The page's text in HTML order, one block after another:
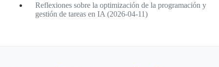
Reflexiones sobre la optimización de la programación y
gestión de tareas en IA (2026-04-11)